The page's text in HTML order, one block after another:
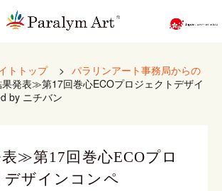
トトップ > パラリンアート事務局からの
発表≫第17回巻心ECOプロジェクトデザイ
by ニチバン
≫第17回巻心ECOプロ
デザインコンペ